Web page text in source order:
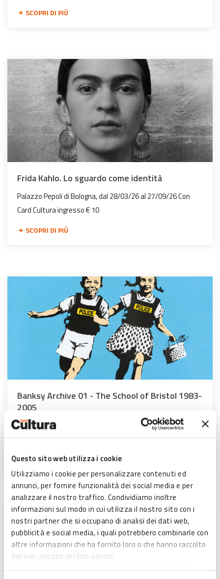
Questo sito web utilizza i cookie
Utilizziamo i cookie per personalizzare contenuti ed
annunci, per fornire funzionalità dei social media e per
analizzare il nostro traffico. Condividiamo inoltre
informazioni sul modo in cui utilizza il nostro sito con i
nostri partner che si occupano di analisi dei dati web,
pubblicità e social media, i quali potrebbero combinarle con
altre informazioni che ha fornito loro o che hanno raccolto
dal suo utilizzo dei loro servizi.
SCOPRI DI PIÙ
Frida Kahlo. Lo sguardo come identità
Palazzo Pepoli di Bologna, dal 28/03/26 al 27/09/26 Con
Card Cultura ingresso € 10
SCOPRI DI PIÙ
Banksy Archive 01 - The School of Bristol 1983-
2005
Palazzo Fava di Bologna, dal 27/03/26 al 18/10/26 Con Card
Cultura ingresso € 10
SCOPRI DI PIÙ